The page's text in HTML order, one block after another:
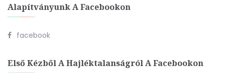
Alapítványunk A Facebookon
facebook
Első Kézből A Hajléktalanságról A Facebookon